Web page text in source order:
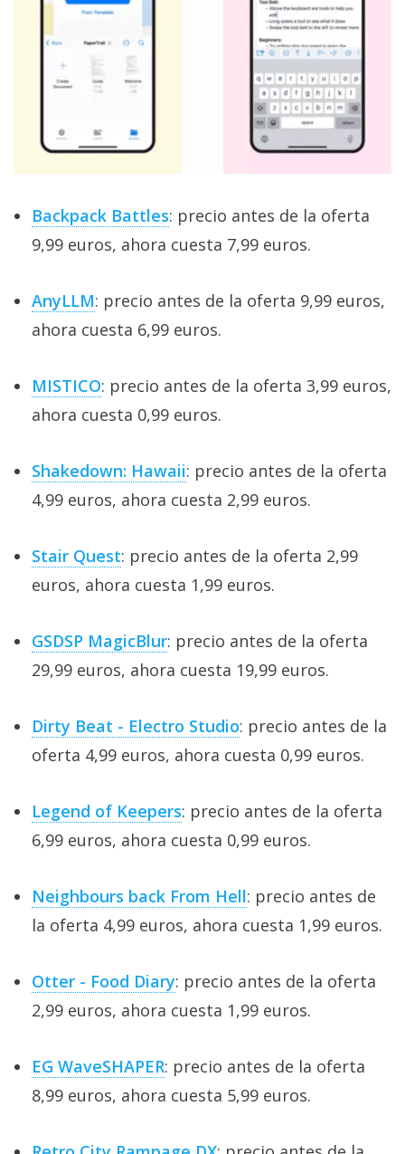
Backpack Battles: precio antes de la oferta
9,99 euros, ahora cuesta 7,99 euros.
AnyLLM: precio antes de la oferta 9,99 euros,
ahora cuesta 6,99 euros.
MISTICO: precio antes de la oferta 3,99 euros,
ahora cuesta 0,99 euros.
Shakedown: Hawaii: precio antes de la oferta
4,99 euros, ahora cuesta 2,99 euros.
Stair Quest: precio antes de la oferta 2,99
euros, ahora cuesta 1,99 euros.
GSDSP MagicBlur: precio antes de la oferta
29,99 euros, ahora cuesta 19,99 euros.
Dirty Beat - Electro Studio: precio antes de la
oferta 4,99 euros, ahora cuesta 0,99 euros.
Legend of Keepers: precio antes de la oferta
6,99 euros, ahora cuesta 0,99 euros.
Neighbours back From Hell: precio antes de
la oferta 4,99 euros, ahora cuesta 1,99 euros.
Otter - Food Diary: precio antes de la oferta
2,99 euros, ahora cuesta 1,99 euros.
EG WaveSHAPER: precio antes de la oferta
8,99 euros, ahora cuesta 5,99 euros.